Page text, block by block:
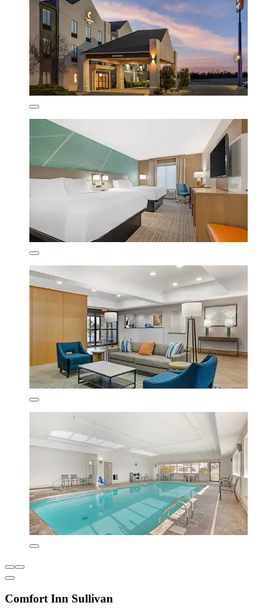
Comfort Inn Sullivan